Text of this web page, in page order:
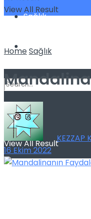
Sağlık
Spor
No Result
View All Result
View All Result
HomeSağlık
byKEZZAP
16 Ekim 2022